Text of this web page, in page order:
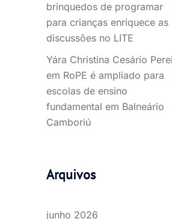
brinquedos de programar
para crianças enriquece as
discussões no LITE
Yára Christina Cesário
em RoPE é ampliado para
escolas de ensino
fundamental em Balneário
Camboriú
Arquivos
junho 2026